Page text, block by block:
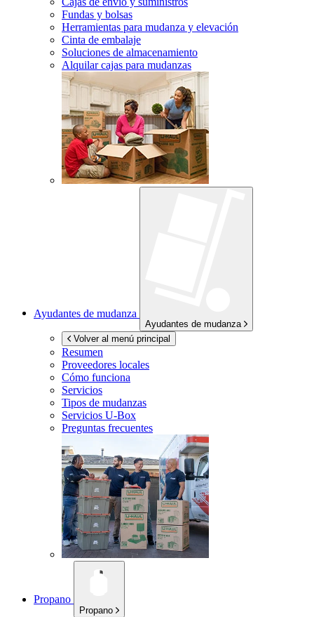
Fundas y bolsas
Herramientas para mudanza y elevación
Cinta de embalaje
Soluciones de almacenamiento
Alquilar cajas para mudanzas
Ayudantes de mudanza
Ayudantes de mudanza
Volver al menú principal
Resumen
Proveedores locales
Cómo funciona
Servicios
Tipos de mudanzas
Servicios U-Box
Preguntas frecuentes
Propano
Propano